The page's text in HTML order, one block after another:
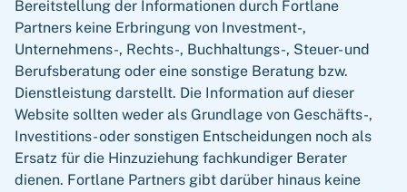
Bereitstellung der Informationen durch Fortlane
Partners keine Erbringung von Investment-,
Unternehmens-, Rechts-, Buchhaltungs-, Steuer- und
Berufsberatung oder eine sonstige Beratung bzw.
Dienstleistung darstellt. Die Information auf dieser
Website sollten weder als Grundlage von Geschäfts-,
Investitions- oder sonstigen Entscheidungen noch als
Ersatz für die Hinzuziehung fachkundiger Berater
dienen. Fortlane Partners gibt darüber hinaus keine